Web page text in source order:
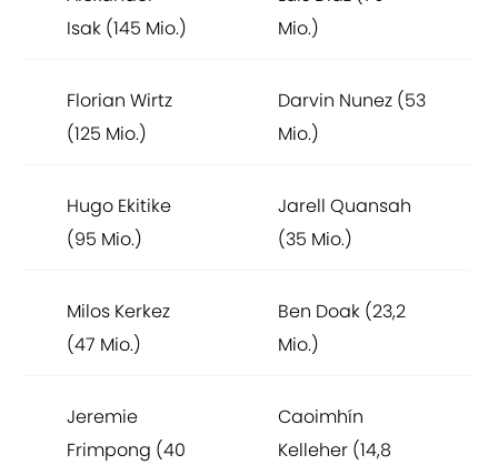
Isak (145 Mio.)
Mio.)
Florian Wirtz
(125 Mio.)
Darvin Nunez (53
Mio.)
Hugo Ekitike
(95 Mio.)
Jarell Quansah
(35 Mio.)
Milos Kerkez
(47 Mio.)
Ben Doak (23,2
Mio.)
Jeremie
Frimpong (40
Caoimhín
Kelleher (14,8